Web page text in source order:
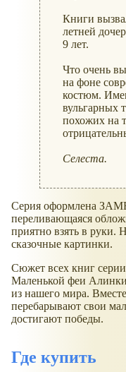
Книги
летней
9 лет.
Что очень
на фоне
костюм.
вульгарных
похожих на
Селеста.
Серия оформлена
переливающаяся
приятно взять в руки.
сказочные картинки.
Сюжет всех книг серии
Маленькой феи
из нашего мира.
перебарывают свои
достигают победы.
Где купить